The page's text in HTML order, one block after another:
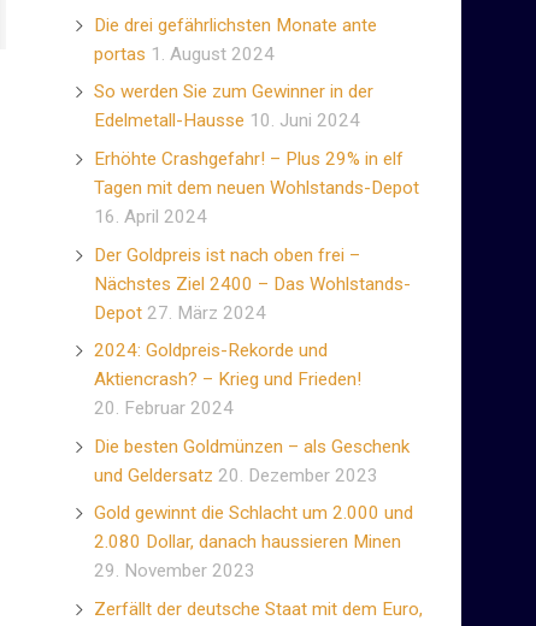
Die drei gefährlichsten Monate ante
portas 1. August 2024
So werden Sie zum Gewinner in der
Edelmetall-Hausse 10. Juni 2024
Erhöhte Crashgefahr! – Plus 29% in elf
Tagen mit dem neuen Wohlstands-Depot
16. April 2024
Der Goldpreis ist nach oben frei –
Nächstes Ziel 2400 – Das Wohlstands-
Depot 27. März 2024
2024: Goldpreis-Rekorde und
Aktiencrash? – Krieg und Frieden!
20. Februar 2024
Die besten Goldmünzen – als Geschenk
und Geldersatz 20. Dezember 2023
Gold gewinnt die Schlacht um 2.000 und
2.080 Dollar, danach haussieren Minen
29. November 2023
Zerfällt der deutsche Staat mit dem Euro,